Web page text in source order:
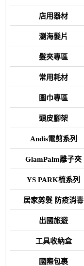
店用器材
瀏海髮片
髮夾專區
常用耗材
圍巾專區
頭皮腳架
Andis電剪系列
GlamPalm離子夾
YS PARK梳系列
居家剪髮 防疫消毒
出國旅遊
工具收納盒
國際包裹